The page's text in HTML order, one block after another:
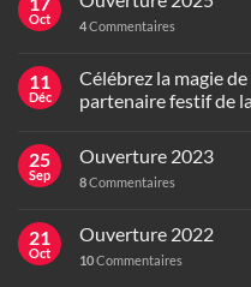
Oct 4Commentaires
11
Déc
Célébrez la magie
partenaire festif de
25
Sep
Ouverture 2023
8Commentaires
21
Oct
Ouverture 2022
10Commentaires